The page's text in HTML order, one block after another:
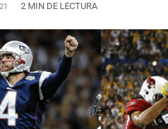
2 MIN DE LECTURA